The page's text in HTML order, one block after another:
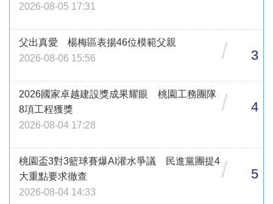
2026-08-05 17:31
父出真愛 楊梅區表揚46位模範父親
2026-08-06 15:56
/ 3
2026國家卓越建設獎成果耀眼 桃園工務團隊
8項工程獲獎
2026-08-04 17:28
/ 4
桃園盃3對3籃球賽爆AI灌水爭議 民進黨團提4
大重點要求徹查
2026-08-04 14:33
/ 5